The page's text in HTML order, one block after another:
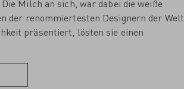
Milch an sich, war dabei die weiße
der renommiertesten Designern der Welt
präsentiert, lösten sie einen